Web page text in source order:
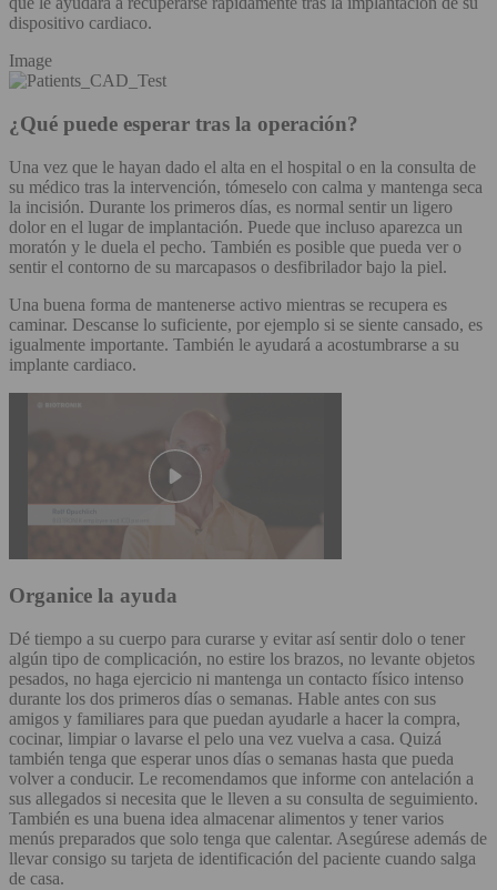
dispositivo cardiaco.
Image
¿Qué puede esperar tras la operación?
Una vez que le hayan dado el alta en el hospital o en la consulta de
su médico tras la intervención, tómeselo con calma y mantenga seca
la incisión. Durante los primeros días, es normal sentir un ligero
dolor en el lugar de implantación. Puede que incluso aparezca un
moratón y le duela el pecho. También es posible que pueda ver o
sentir el contorno de su marcapasos o desfibrilador bajo la piel.
Una buena forma de mantenerse activo mientras se recupera es
caminar. Descanse lo suficiente, por ejemplo si se siente cansado, es
igualmente importante. También le ayudará a acostumbrarse a su
implante cardiaco.
Organice la ayuda
Dé tiempo a su cuerpo para curarse y evitar así sentir dolo o tener
algún tipo de complicación, no estire los brazos, no levante objetos
pesados, no haga ejercicio ni mantenga un contacto físico intenso
durante los dos primeros días o semanas. Hable antes con sus
amigos y familiares para que puedan ayudarle a hacer la compra,
cocinar, limpiar o lavarse el pelo una vez vuelva a casa. Quizá
también tenga que esperar unos días o semanas hasta que pueda
volver a conducir. Le recomendamos que informe con antelación a
sus allegados si necesita que le lleven a su consulta de seguimiento.
También es una buena idea almacenar alimentos y tener varios
menús preparados que solo tenga que calentar. Asegúrese además de
llevar consigo su tarjeta de identificación del paciente cuando salga
de casa.